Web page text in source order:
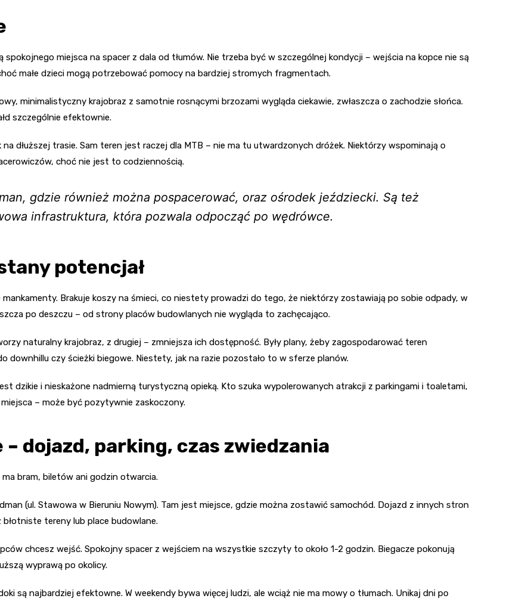
miejsca na spacer z dala od tłumów. Nie trzeba być w szczególnej kondycji – wejścia na kopce nie są
małe dzieci mogą potrzebować pomocy na bardziej stromych fragmentach.
minimalistyczny krajobraz z samotnie rosnącymi brzozami wygląda ciekawie, zwłaszcza o zachodzie słońca.
szczególnie efektownie.
dłuższej trasie. Sam teren jest raczej dla MTB – nie ma tu utwardzonych dróżek. Niektórzy wspominają o
choć nie jest to codziennością.
gdzie również można pospacerować, oraz ośrodek jeździecki. Są też
infrastruktura, która pozwala odpocząć po wędrówce.
potencjał
Brakuje koszy na śmieci, co niestety prowadzi do tego, że niektórzy zostawiają po sobie odpady, w
po deszczu – od strony placów budowlanych nie wygląda to zachęcająco.
naturalny krajobraz, z drugiej – zmniejsza ich dostępność. Były plany, żeby zagospodarować teren
downhillu czy ścieżki biegowe. Niestety, jak na razie pozostało to w sferze planów.
dzikie i nieskażone nadmierną turystyczną opieką. Kto szuka wypolerowanych atrakcji z parkingami i toaletami,
– może być pozytywnie zaskoczony.
dojazd, parking, czas zwiedzania
bram, biletów ani godzin otwarcia.
(ul. Stawowa w Bieruniu Nowym). Tam jest miejsce, gdzie można zostawić samochód. Dojazd z innych stron
tereny lub place budowlane.
chcesz wejść. Spokojny spacer z wejściem na wszystkie szczyty to około 1-2 godzin. Biegacze pokonują
wyprawą po okolicy.
są najbardziej efektowne. W weekendy bywa więcej ludzi, ale wciąż nie ma mowy o tłumach. Unikaj dni po